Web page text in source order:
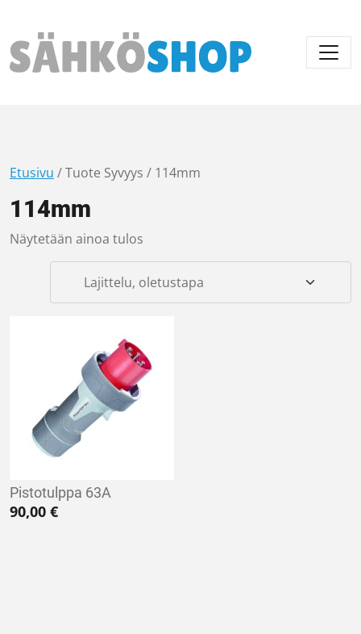
Päävalikko
Etusivu / Tuote Syvyys / 114mm
114mm
Näytetään ainoa tulos
Pistotulppa 63A
90,00 €